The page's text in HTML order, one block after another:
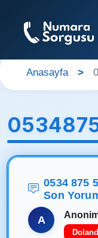
Anasayfa
0534 875
Son
A